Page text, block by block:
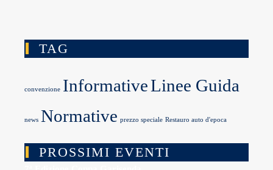
TAG
convenzione InformativeLinee Guida
news Normative prezzo speciale Restauro auto d'epoca
PROSSIMI EVENTI